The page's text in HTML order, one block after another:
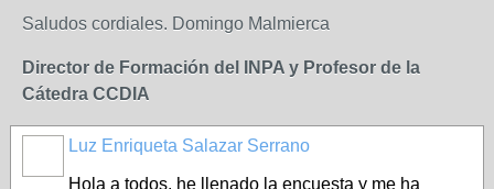
Saludos cordiales. Domingo Malmierca
Director de Formación del INPA y Profesor de la
Cátedra CCDIA
Luz Enriqueta Salazar Serrano
Hola a todos, he llenado la encuesta y me ha